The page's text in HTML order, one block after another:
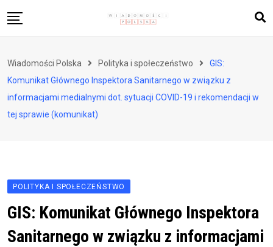
to
Zdrowie i styl życia
Polityka i społeczeństwo
Nauka i technologie
Wiadomości Polska Polityka i społeczeństwo
GIS:
Komunikat Głównego Inspektora Sanitarnego w związku z
informacjami medialnymi dot. sytuacji COVID-19 i rekomendacji w
tej sprawie (komunikat)
POLITYKA I SPOŁECZEŃSTWO
GIS: Komunikat Głównego Inspektora
Sanitarnego w związku z informacjami